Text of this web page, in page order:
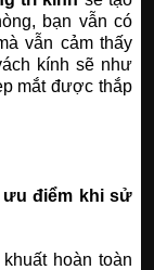
bạn vẫn có
vẫn cảm thấy
kính sẽ như
mắt được thắp
điểm khi sử
hoàn toàn